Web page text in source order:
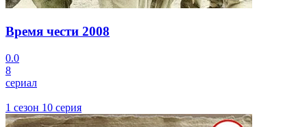
Время чести 2008
0.0
8
сериал
1 сезон 10 серия